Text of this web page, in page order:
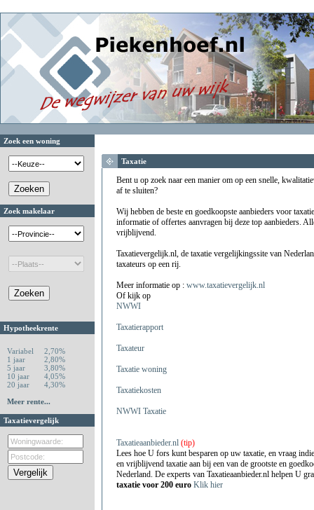
Zoek een woning
Zoek makelaar
Hypotheekrente
Variabel
2,70%
1 jaar
2,80%
5 jaar
3,80%
10 jaar
4,05%
20 jaar
4,30%
Meer rente...
Taxatievergelijk
Taxatie
Bent u op zoek naar een manier om op een snelle,
af te sluiten?
Wij hebben de beste en goedkoopste aanbieders voor
informatie of offertes aanvragen bij deze top aanbieders.
vrijblijvend.
Taxatievergelijk.nl, de taxatie vergelijkingssite van
taxateurs op een rij.
Meer informatie op : www.taxatievergelijk.nl
Of kijk op
NWWI
Taxatierapport
Taxateur
Taxatie woning
Taxatiekosten
NWWI Taxatie
Taxatieaanbieder.nl (tip)
Lees hoe U fors kunt besparen op uw taxatie, en vraag
en vrijblijvend taxatie aan bij een van de grootste en
Nederland. De experts van Taxatieaanbieder.nl helpen U
taxatie voor 200 euro Klik hier